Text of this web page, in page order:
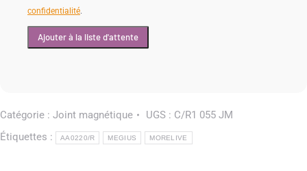
confidentialité.
Catégorie : Joint magnétique UGS : C/R1 055 JM
Étiquettes :
AA0220/R MEGIUS MORELIVE